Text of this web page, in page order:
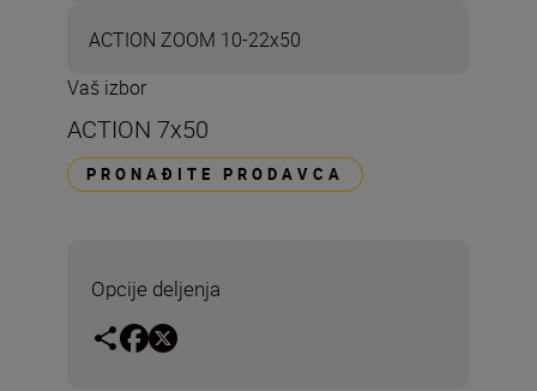
ACTION ZOOM 10-22x50
Vaš izbor
ACTION 7x50
PRONAĐITE PRODAVCA
Opcije deljenja